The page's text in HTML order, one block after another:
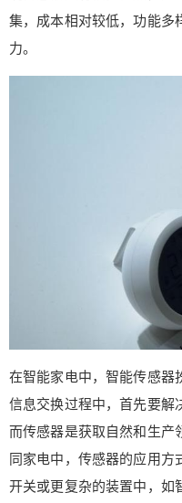
集，成本相对较低，功能多
力。
在智能家电中，智能传感器
信息交换过程中，首先要解
而传感器是获取自然和生产
同家电中，传感器的应用方
开关或更复杂的装置中，如
点，如通过软件技术
动化能力。 在智能家
或缺的角色。物体在
解决的问题就是获取
获取自然和生产领域
不同家电中，传感器
感器可用于水位开关
水器、热水器以及洗
于净水器中的水质监
色、PH值等。粉尘
新风系统。正是由于
需求不同，造就了传
业巨头并不集中，不
同。 以此次采访的企
感器，盛世物联传感
则是气体传感器，苏
注柔性压力传感器和
技有限公司则专注气
器、气体传感器、光
线传感器等都是家电